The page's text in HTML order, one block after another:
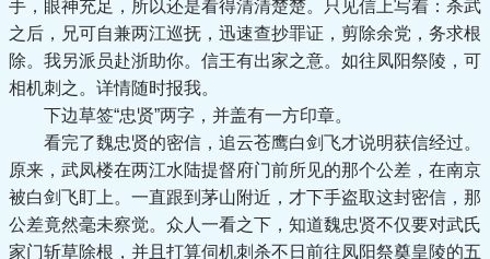
手，眼神充足，所以还是看得清清楚楚。只见信上写着：杀武
之后，兄可自兼两江巡抚，迅速查抄罪证，剪除余党，务求根
除。我另派员赴浙助你。信王有出家之意。如往凤阳祭陵，可
相机刺之。详情随时报我。
下边草签“忠贤”两字，并盖有一方印章。
看完了魏忠贤的密信，追云苍鹰白剑飞才说明获信经过。
原来，武凤楼在两江水陆提督府门前所见的那个公差，在南京
被白剑飞盯上。一直跟到茅山附近，才下手盗取这封密信，那
公差竟然毫未察觉。众人一看之下，知道魏忠贤不仅要对武氏
家门斩草除根，并且打算伺机刺杀不日前往凤阳祭奠皇陵的五